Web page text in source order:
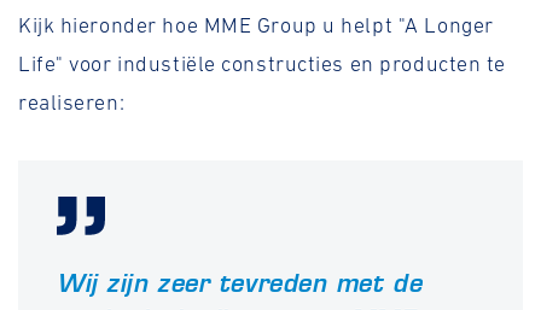
Kijk hieronder hoe MME Group u helpt "A Longer
Life" voor industiële constructies en producten te
realiseren:
Wij zijn zeer tevreden met de